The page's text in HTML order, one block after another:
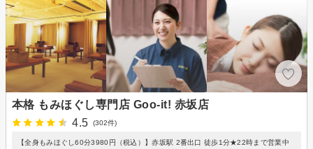
本格 もみほぐし専門店 Goo-it! 赤坂店
4.5
(302件)
【全身もみほぐし60分3980円（税込）】赤坂駅 2番出口 徒歩1分★22時まで営業中